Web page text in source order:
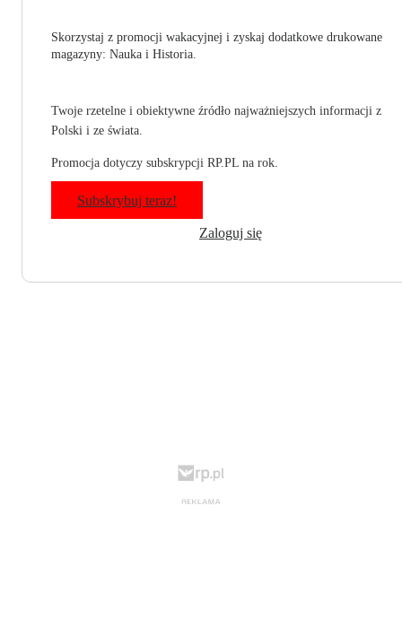
Skorzystaj z promocji wakacyjnej i zyskaj dodatkowe drukowane
magazyny: Nauka i Historia.
Twoje rzetelne i obiektywne źródło najważniejszych informacji z
Polski i ze świata.
Promocja dotyczy subskrypcji RP.PL na rok.
Subskrybuj teraz!
Zaloguj się